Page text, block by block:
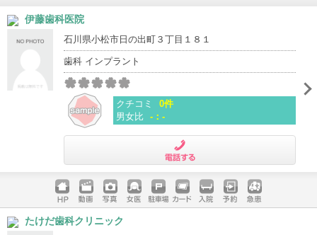
伊藤歯科医院
石川県小松市日の出町３丁目１８１
歯科 インプラント
クチコミ
0件
男女比 -：-
ホームペ
ージ
動画 写真 女医 駐車場
クレジッ
入院 予約 急患
たけだ歯科クリニック